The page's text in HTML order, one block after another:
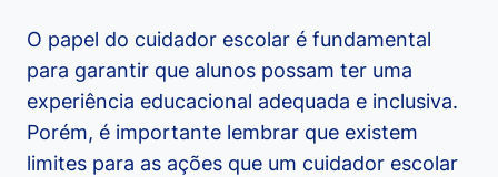
O papel do cuidador escolar é fundamental
para garantir que alunos possam ter uma
experiência educacional adequada e inclusiva.
Porém, é importante lembrar que existem
limites para as ações que um cuidador escolar